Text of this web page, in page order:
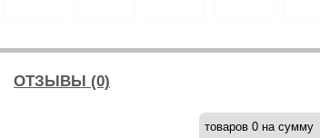
ОТЗЫВЫ (0)
товаров 0 на сумму